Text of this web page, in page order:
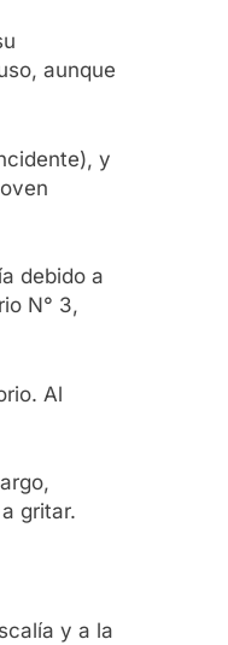
aunque
y
debido a
N° 3,
Al
gritar.
y a la